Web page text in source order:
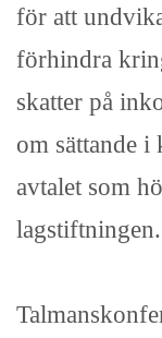
för att
förhindra
skatter på
om sättande i
avtalet som